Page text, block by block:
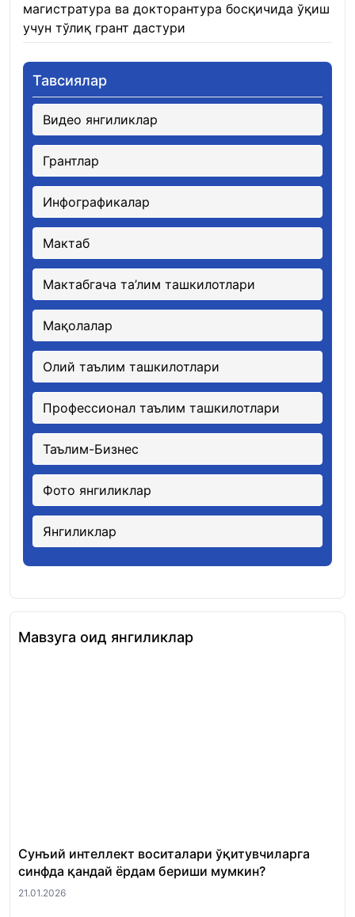
магистратура ва докторантура босқичида ўқиш
учун тўлиқ грант дастури
Тавсиялар
Видео янгиликлар
Грантлар
Инфографикалар
Мактаб
Мактабгача та’лим ташкилотлари
Мақолалар
Олий таълим ташкилотлари
Профессионал таълим ташкилотлари
Таълим-Бизнес
Фото янгиликлар
Янгиликлар
Мавзуга оид янгиликлар
Сунъий интеллект воситалари ўқитувчиларга
синфда қандай ёрдам бериши мумкин?
21.01.2026